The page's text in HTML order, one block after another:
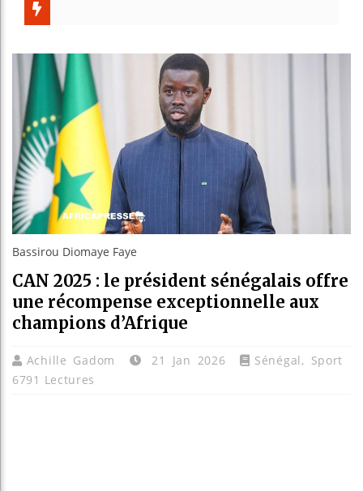
Bassirou Diomaye Faye
CAN 2025 : le président sénégalais offre
une récompense exceptionnelle aux
champions d’Afrique
Achille Gadom 21 Jan 2026 Sénégal, Sport
6791 Lectures